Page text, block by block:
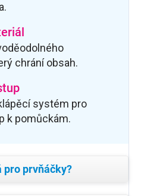
chrání obsah.
systém pro
k pomůckám.
pro prvňáčky?